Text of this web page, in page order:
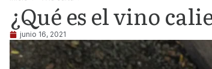
¿Qué es el vino
junio 16, 2021